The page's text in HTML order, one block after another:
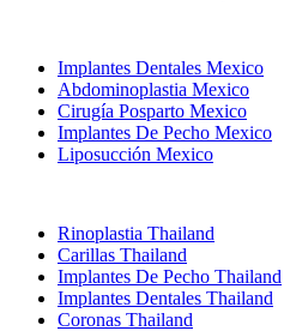
Implantes Dentales Mexico
Abdominoplastia Mexico
Cirugía Posparto Mexico
Implantes De Pecho Mexico
Liposucción Mexico
Rinoplastia Thailand
Carillas Thailand
Implantes De Pecho Thailand
Implantes Dentales Thailand
Coronas Thailand